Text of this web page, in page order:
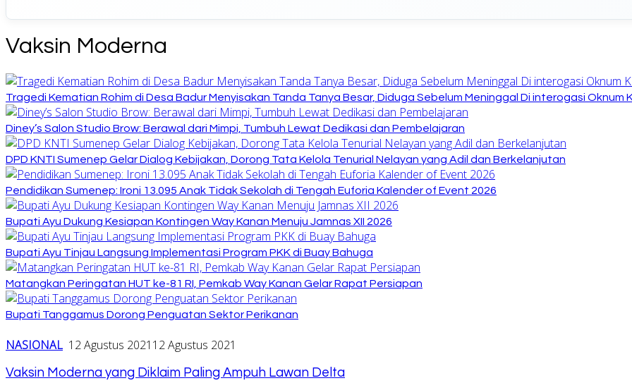
Vaksin Moderna
Tragedi Kematian Rohim di Desa Badur Menyisakan Tanda Tanya Besar, Diduga Sebelum Meninggal Di interogasi Oknum
Diney’s Salon Studio Brow: Berawal dari Mimpi, Tumbuh Lewat Dedikasi dan Pembelajaran
DPD KNTI Sumenep Gelar Dialog Kebijakan, Dorong Tata Kelola Tenurial Nelayan yang Adil dan Berkelanjutan
Pendidikan Sumenep: Ironi 13.095 Anak Tidak Sekolah di Tengah Euforia Kalender of Event 2026
Bupati Ayu Dukung Kesiapan Kontingen Way Kanan Menuju Jamnas XII 2026
Bupati Ayu Tinjau Langsung Implementasi Program PKK di Buay Bahuga
Matangkan Peringatan HUT ke-81 RI, Pemkab Way Kanan Gelar Rapat Persiapan
Bupati Tanggamus Dorong Penguatan Sektor Perikanan
NASIONAL 12 Agustus 2021 12 Agustus 2021
Vaksin Moderna yang Diklaim Paling Ampuh Lawan Delta